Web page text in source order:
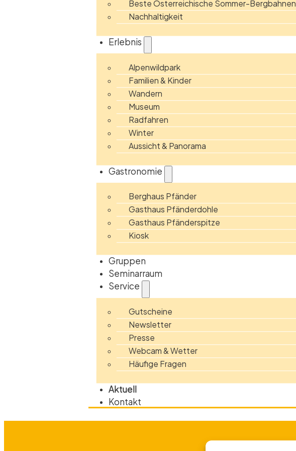
Beste Österreichische Sommer-Bergbahnen
Nachhaltigkeit
Erlebnis
Alpenwildpark
Familien & Kinder
Wandern
Museum
Radfahren
Winter
Aussicht & Panorama
Gastronomie
Berghaus Pfänder
Gasthaus Pfänderdohle
Gasthaus Pfänderspitze
Kiosk
Gruppen
Seminarraum
Service
Gutscheine
Newsletter
Presse
Webcam & Wetter
Häufige Fragen
Aktuell
Kontakt